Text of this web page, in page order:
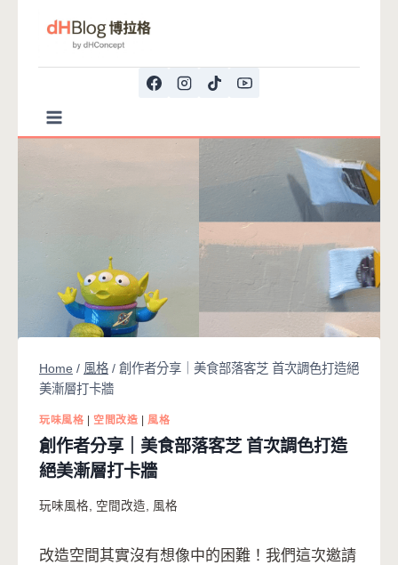
Home / 風格 / 創作者分享｜美食部落客芝 首次調色打造絕
美漸層打卡牆
玩味風格 空間改造 |風格
創作者分享｜美食部落客芝 首次調色打造
絕美漸層打卡牆
玩味風格 空間改造 風格
改造空間其實沒有想像中的困難！我們這次邀請